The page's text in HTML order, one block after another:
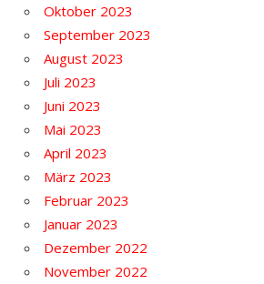
Oktober 2023
September 2023
August 2023
Juli 2023
Juni 2023
Mai 2023
April 2023
März 2023
Februar 2023
Januar 2023
Dezember 2022
November 2022